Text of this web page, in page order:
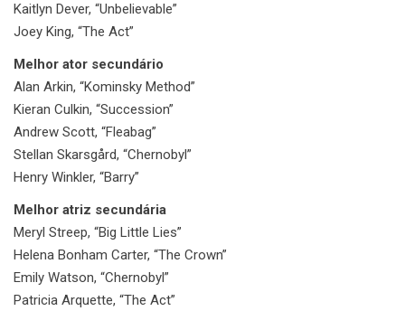
Kaitlyn Dever, “Unbelievable”
Joey King, “The Act”
Melhor ator secundário
Alan Arkin, “Kominsky Method”
Kieran Culkin, “Succession”
Andrew Scott, “Fleabag”
Stellan Skarsgård, “Chernobyl”
Henry Winkler, “Barry”
Melhor atriz secundária
Meryl Streep, “Big Little Lies”
Helena Bonham Carter, “The Crown”
Emily Watson, “Chernobyl”
Patricia Arquette, “The Act”